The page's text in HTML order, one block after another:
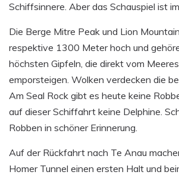
Schiffsinnere. Aber das Schauspiel ist
Die Berge Mitre Peak und Lion
respektive 1300 Meter hoch und
höchsten Gipfeln, die direkt vom
emporsteigen. Wolken verdecken die
Am Seal Rock gibt es heute keine
auf dieser Schiffahrt keine Delphine.
Robben in schöner Erinnerung.
Auf der Rückfahrt nach Te Anau
Homer Tunnel einen ersten Halt und